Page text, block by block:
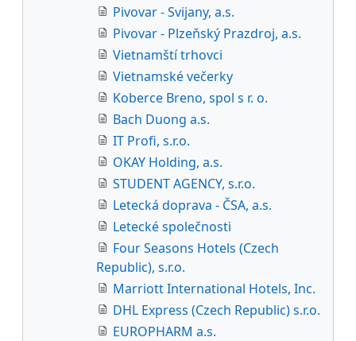
Pivovar - Svijany, a.s.
Pivovar - Plzeňský Prazdroj, a.s.
Vietnamští trhovci
Vietnamské večerky
Koberce Breno, spol s r. o.
Bach Duong a.s.
IT Profi, s.r.o.
OKAY Holding, a.s.
STUDENT AGENCY, s.r.o.
Letecká doprava - ČSA, a.s.
Letecké společnosti
Four Seasons Hotels (Czech
Republic), s.r.o.
Marriott International Hotels, Inc.
DHL Express (Czech Republic) s.r.o.
EUROPHARM a.s.